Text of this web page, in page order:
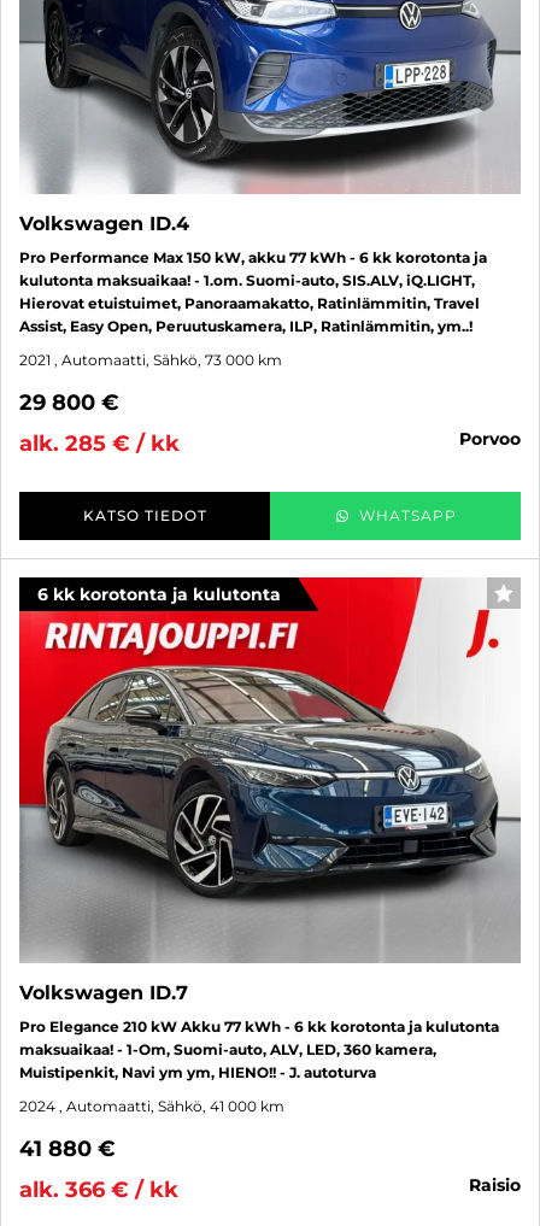
Volkswagen ID.4
Pro Performance Max 150 kW, akku 77 kWh - 6 kk korotonta ja
kulutonta maksuaikaa! - 1.om. Suomi-auto, SIS.ALV, iQ.LIGHT,
Hierovat etuistuimet, Panoraamakatto, Ratinlämmitin, Travel
Assist, Easy Open, Peruutuskamera, ILP, Ratinlämmitin, ym..!
2021 , Automaatti, Sähkö, 73 000 km
29 800 €
alk. 285 € / kk
porvoo
KATSO TIEDOT WHATSAPP
6 kk korotonta ja kulutonta
Volkswagen ID.7
Pro Elegance 210 kW Akku 77 kWh - 6 kk korotonta ja kulutonta
maksuaikaa! - 1-Om, Suomi-auto, ALV, LED, 360 kamera,
Muistipenkit, Navi ym ym, HIENO!! - J. autoturva
2024 , Automaatti, Sähkö, 41 000 km
41 880 €
alk. 366 € / kk
raisio